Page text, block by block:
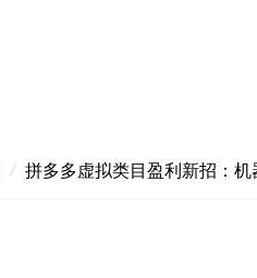
/ 拼多多虚拟类目盈利新招：